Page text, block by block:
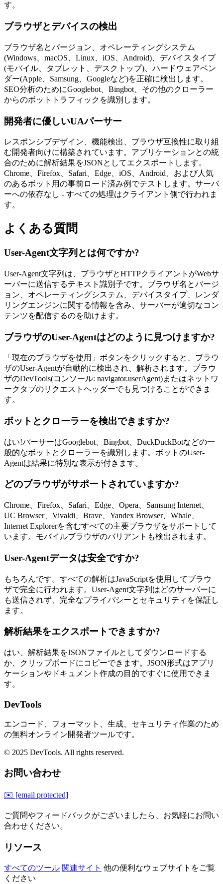
す。
ブラウザとデバイスの検出
ブラウザ名とバージョン、オペレーティングシステム
(Windows、macOS、Linux、iOS、Android)、デバイスタイプ
(モバイル、タブレット、デスクトップ)、ハードウェアベン
ダー(Apple、Samsung、Googleなど)を正確に検出します。
SEO分析のためにGooglebot、Bingbot、その他のクローラー
からのボットトラフィックを識別します。
開発者に優しいUAパーサー
レスポンシブデザイン、機能検出、ブラウザ互換性に取り組
む開発者向けに構築されています。アプリケーションとの統
合のために解析結果をJSONとしてエクスポートします。
Chrome、Firefox、Safari、Edge、iOS、Android、および人気
のあるボット用の事前ロード済み例でテストします。サーバ
ーへの依存なし - すべての処理はクライアント側で行われま
す。
よくある質問
User-Agent文字列とは何ですか?
User-Agent文字列は、ブラウザとHTTPクライアントがWebサ
ーバーに送信するテキスト識別子です。ブラウザ名とバージ
ョン、オペレーティングシステム、デバイスタイプ、レンダ
リングエンジンに関する情報を含み、サーバーが適切なコン
テンツを配信するのを助けます。
ブラウザのUser-Agentはどのように見つけますか?
「現在のブラウザを使用」ボタンをクリックすると、ブラウ
ザのUser-Agentが自動的に検出され、解析されます。ブラウ
ザのDevTools(コンソール: navigator.userAgent)またはネットワ
ークタブのリクエストヘッダーでも見つけることができま
す。
ボットとクローラーを検出できますか?
はい!パーサーはGooglebot、Bingbot、DuckDuckBotなどの一
般的なボットとクローラーを識別します。ボットのUser-
Agentは結果に特別な表示が付きます。
どのブラウザがサポートされていますか?
Chrome、Firefox、Safari、Edge、Opera、Samsung Internet、
UC Browser、Vivaldi、Brave、Yandex Browser、Whale、
Internet Explorerを含むすべての主要ブラウザをサポートして
います。モバイルブラウザのバリアントも検出されます。
User-Agentデータは安全ですか?
もちろんです。すべての解析はJavaScriptを使用してブラウ
ザで完全に行われます。User-Agent文字列はどのサーバーに
も送信されず、完全なプライバシーとセキュリティを保証し
ます。
解析結果をエクスポートできますか?
はい、解析結果をJSONファイルとしてダウンロードする
か、クリップボードにコピーできます。JSON形式はアプリ
ケーションやドキュメント作成の目的ですぐに使用できま
す。
DevTools
エンコード、フォーマット、生成、セキュリティ作業のため
の無料オンライン開発者ツールです。
© 2025 DevTools. All rights reserved.
お問い合わせ
✉️ [email protected]
ご質問やフィードバックがございましたら、お気軽にお問い
合わせください。
リソース
すべてのツール 関連サイト 他の便利なウェブサイトをご覧
ください